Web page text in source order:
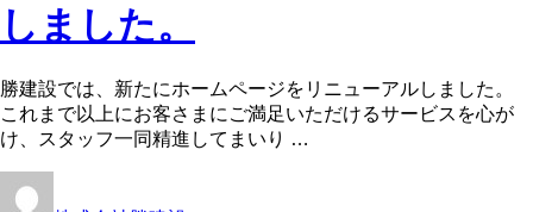
しました。
勝建設では、新たにホームページをリニューアルしました。
これまで以上にお客さまにご満足いただけるサービスを心が
け、スタッフ一同精進してまいり …